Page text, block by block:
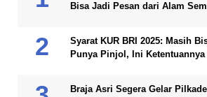
Bisa Jadi Pesan dari Alam
Syarat KUR BRI 2025: Masih
Punya Pinjol, Ini Ketentuannya
Braja Asri Segera Gelar